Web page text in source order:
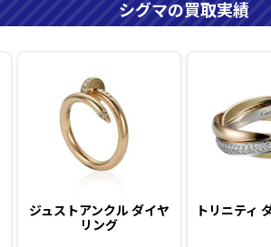
シグマの買取実績
ジュストアンクル ダイヤ
リング
トリニティ